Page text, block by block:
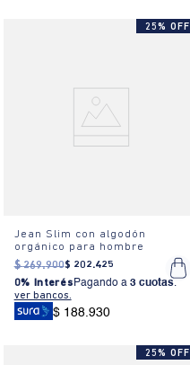
25% OFF
Jean Slim con algodón
orgánico para hombre
$ 269.900$ 202.425
0% Interés Pagando a 3 cuotas.
ver bancos.
$ 188.930
25% OFF